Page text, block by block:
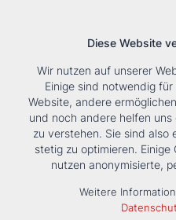
Tools Unternehmen
HOME › PRODUKTE › HEIZUNG
S MAX
Diese Website
Wir nutzen auf unserer
Einige sind notwendig
Website, andere
und noch andere helfen
zu verstehen. Sie sind also
stetig zu optimieren.
nutzen anonymisierte,
Weitere